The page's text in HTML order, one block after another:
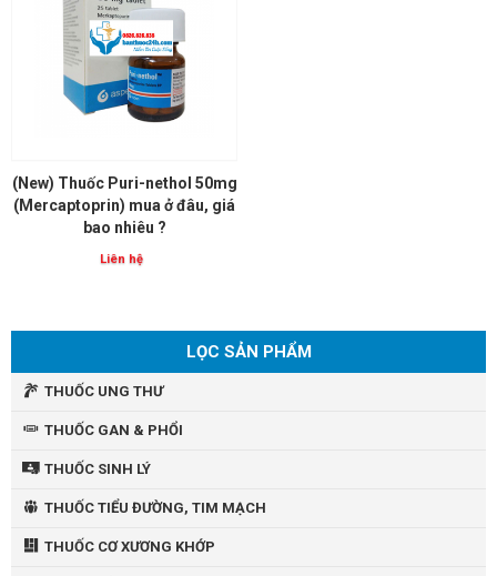
(New) Thuốc Puri-nethol 50mg
(Mercaptoprin) mua ở đâu, giá
bao nhiêu ?
Liên hệ
LỌC SẢN PHẨM
THUỐC UNG THƯ
THUỐC GAN & PHỔI
THUỐC SINH LÝ
THUỐC TIỂU ĐƯỜNG, TIM MẠCH
THUỐC CƠ XƯƠNG KHỚP